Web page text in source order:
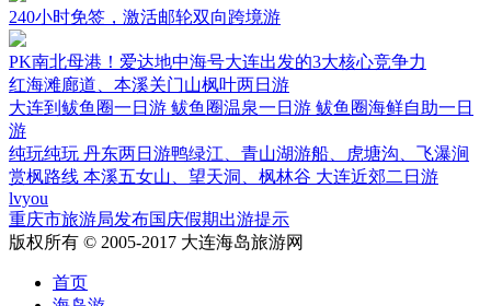
240小时免签，激活邮轮双向跨境游
PK南北母港！爱达地中海号大连出发的3大核心竞争力
红海滩廊道、本溪关门山枫叶两日游
大连到鲅鱼圈一日游 鲅鱼圈温泉一日游 鲅鱼圈海鲜自助一日
游
纯玩纯玩 丹东两日游鸭绿江、青山湖游船、虎塘沟、飞瀑涧
赏枫路线 本溪五女山、望天洞、枫林谷 大连近郊二日游
lvyou
重庆市旅游局发布国庆假期出游提示
版权所有 © 2005-2017 大连海岛旅游网
首页